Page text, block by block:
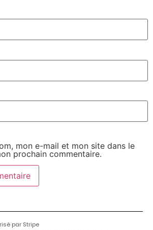
mon e-mail et mon site dans le
prochain commentaire.
par Stripe